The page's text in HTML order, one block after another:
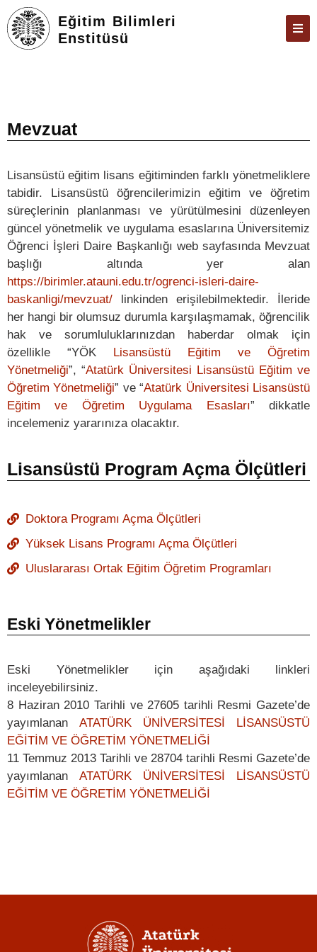
Eğitim Bilimleri
Enstitüsü
TEZ & SAVUNMA
ÜBYS
ÖBS
E-POSTA
Mevzuat
Lisansüstü eğitim lisans eğitiminden farklı yönetmeliklere
tabidir. Lisansüstü öğrencilerimizin eğitim ve öğretim
süreçlerinin planlanması ve yürütülmesini düzenleyen
güncel yönetmelik ve uygulama esaslarına Üniversitemiz
Öğrenci İşleri Daire Başkanlığı web sayfasında Mevzuat
başlığı altında yer alan
https://birimler.atauni.edu.tr/ogrenci-isleri-daire-
baskanligi/mevzuat/ linkinden erişilebilmektedir. İleride
her hangi bir olumsuz durumla karşılaşmamak, öğrencilik
hak ve sorumluluklarınızdan haberdar olmak için
özellikle “YÖK Lisansüstü Eğitim ve Öğretim
Yönetmeliği”, “Atatürk Üniversitesi Lisansüstü Eğitim ve
Öğretim Yönetmeliği” ve “Atatürk Üniversitesi Lisansüstü
Eğitim ve Öğretim Uygulama Esasları” dikkatle
incelemeniz yararınıza olacaktır.
Lisansüstü Program Açma Ölçütleri
Doktora Programı Açma Ölçütleri
Yüksek Lisans Programı Açma Ölçütleri
Uluslararası Ortak Eğitim Öğretim Programları
Eski Yönetmelikler
Eski Yönetmelikler için aşağıdaki linkleri
inceleyebilirsiniz.
8 Haziran 2010 Tarihli ve 27605 tarihli Resmi Gazete’de
yayımlanan ATATÜRK ÜNİVERSİTESİ LİSANSÜSTÜ
EĞİTİM VE ÖĞRETİM YÖNETMELİĞİ
11 Temmuz 2013 Tarihli ve 28704 tarihli Resmi Gazete’de
yayımlanan ATATÜRK ÜNİVERSİTESİ LİSANSÜSTÜ
EĞİTİM VE ÖĞRETİM YÖNETMELİĞİ